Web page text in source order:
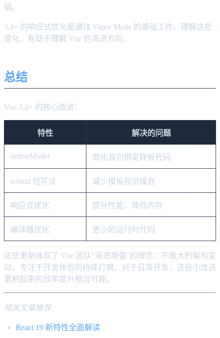
销。
3.4+ 的响应式优化是通往 Vapor Mode 的基础工作。理解这些
变化，有助于理解 Vue 的演进方向。
总结
Vue 3.4+ 的核心改进：
特性 解决的问题
defineModel 简化双向绑定样板代码
v-bind 短写法 减少模板视觉噪音
响应式优化 提升性能、降低内存
编译器优化 更小的运行时代码
这些更新体现了 Vue 团队"渐进增强"的理念：不做大的架构变
动，专注于开发体验的持续打磨。对于日常开发，这些小改进
累积起来的效率提升相当可观。
相关文章推荐：
React 19 新特性全面解读